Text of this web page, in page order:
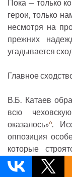
Пока — только
герои, только
несмотря на
прежних
угадывается
Главное
В.Б. Катаев
всю
оказалось»6.
оппозиция
которые
представления